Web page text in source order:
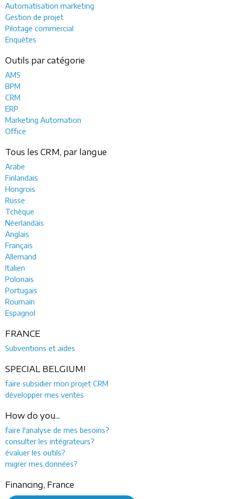
Automatisation marketing
Gestion de projet
Pilotage commercial
Enquêtes
Outils par catégorie
AMS
BPM
CRM
ERP
Marketing Automation
Office
Tous les CRM, par langue
Arabe
Finlandais
Hongrois
Russe
Tchèque
Néerlandais
Anglais
Français
Allemand
Italien
Polonais
Portugais
Roumain
Espagnol
FRANCE
Subventions et aides
SPECIAL BELGIUM!
faire subsidier mon projet CRM
développer mes ventes
How do you...
faire l'analyse de mes besoins?
consulter les intégrateurs?
évaluer les outils?
migrer mes données?
Financing, France